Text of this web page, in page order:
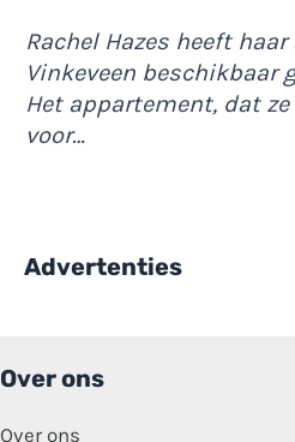
Rachel Hazes heeft
Vinkeveen beschikbaar
Het appartement, dat
voor…
Advertenties
Over ons
Over ons